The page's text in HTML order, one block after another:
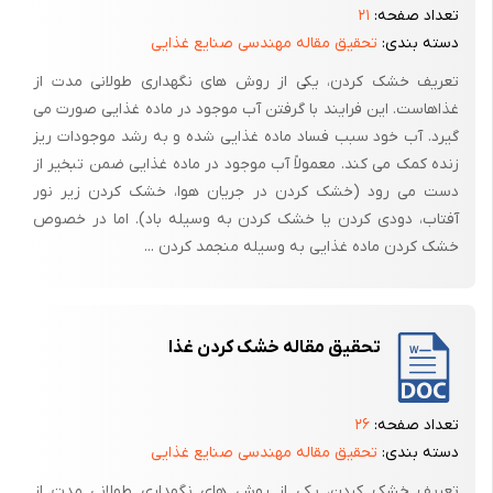
این خطر مکانیکی وقتی بوجو می آید که یک جسم با لبه های تیز ثابت و جسم
دیگر با لبه های تیز و بران متحرک یا هر دو لبه متحرک با فاصله بسیار کمی از
کنار یکدیگر میگذرند حال چنانچه عضوی ما بین دو لبه قرار گیرد احتمال قطع
شدن آن وجود دارد .اکثر کسانیکه با ماشینهای برش برقی ورق بر کار میکنند
نوک انگشتان دست یا برخی از انگشتان دست خود را از دست داده اند یعنی
اپراتور در ماشینهای برشی که سیستم ایمنی نداشته ، جهت تنظیم قطعه ،
ماشین جدا نموده و آنرا کنار گذاشته است که مدیران ایمنی و سرپرستان بخش
میبایست از انجام چنین کاری ممانعت به عمل بیاورند .
تعداد صفحه: ۲۱
دسته بندی: تحقیق مقاله مهندسی صنایع غذایی
تعریف خشک کردن، یکی از روش های نگهداری طولانی مدت از
غذاهاست. این فرایند با گرفتن آب موجود در ماده غذایی صورت می
گیرد. آب خود سبب فساد ماده غذایی شده و به رشد موجودات ریز
زنده کمک می کند. معمولاً آب موجود در ماده غذایی ضمن تبخیر از
دست می رود (خشک کردن در جریان هوا، خشک کردن زیر نور
آفتاب، دودی کردن یا خشک کردن به وسیله باد). اما در خصوص
خشک کردن ماده غذایی به وسیله منجمد کردن ...
تحقیق مقاله خشک کردن غذا
تعداد صفحه: ۲۶
دسته بندی: تحقیق مقاله مهندسی صنایع غذایی